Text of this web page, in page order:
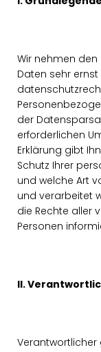
Wir nehmen
Daten sehr
der
erforderlichen
Erklärung gibt
Schutz Ihrer
und welche Art
und verarbeitet
die Rechte aller
Personen
II.
Verantwortlicher